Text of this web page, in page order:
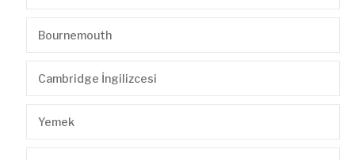
Bournemouth
Cambridge İngilizcesi
Yemek